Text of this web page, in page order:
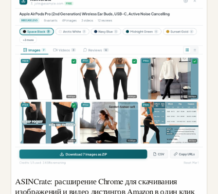
товаров. Для продавцов, управляющих множеством
ASIN, ручное сохранение картинок по одной
неэффективно и неустойчиво. В этом руководстве вы
узнаете, как массово скачивать изображения товаров с
практичное решение, которым пользуются
профессиональные продавцы на Amazon. ...
ASINCrate: расширение Chrome для скачивания
изображений и видео листингов Amazon в один клик